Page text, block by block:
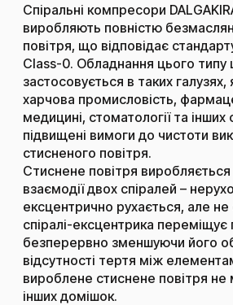
Спіральні компресори
виробляють повністю
повітря, що відповідає
Class-0. Обладнання цього типу
застосовується в таких галузях,
харчова промисловість,
медицині, стоматології та
підвищені вимоги до чистоти
стисненого повітря.
Стиснене повітря
взаємодії двох спіралей –
ексцентрично рухається, але
спіралі-ексцентрика переміщує
безперервно зменшуючи його
відсутності тертя між
вироблене стиснене повітря не
інших домішок.